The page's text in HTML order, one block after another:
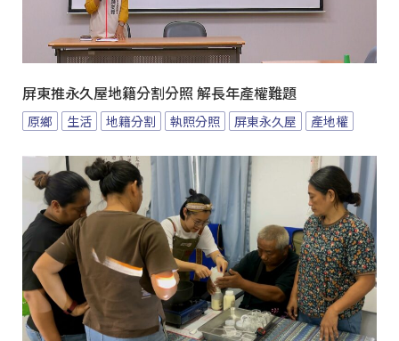
屏東推永久屋地籍分割分照 解長年產權難題
原鄉 生活 地籍分割 執照分照 屏東永久屋 產地權